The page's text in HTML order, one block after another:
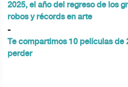
2025, el año del regreso de los
robos y récords en arte
-
Te compartimos 10 películas de
perder